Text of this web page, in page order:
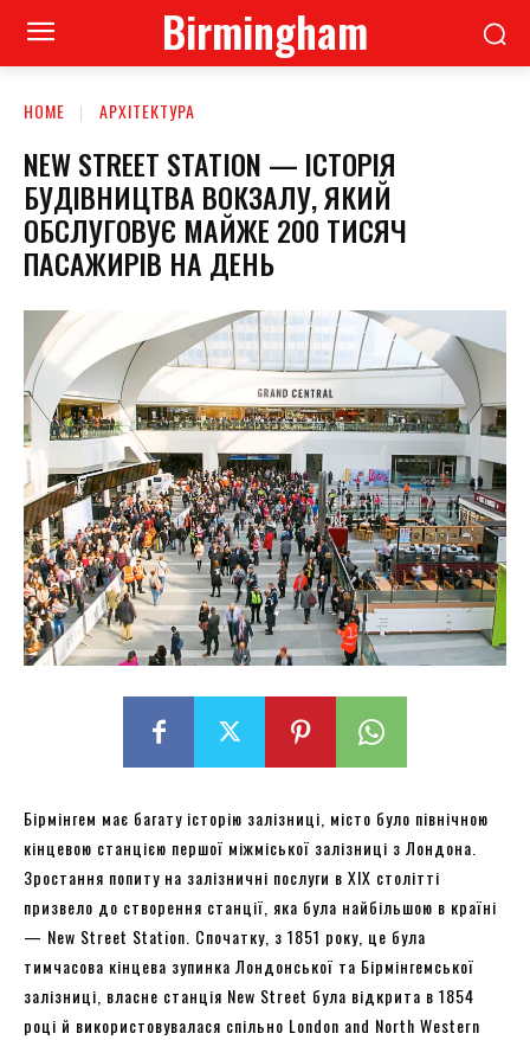
Birmingham
HOME АРХІТЕКТУРА
NEW STREET STATION — ІСТОРІЯ
БУДІВНИЦТВА ВОКЗАЛУ, ЯКИЙ
ОБСЛУГОВУЄ МАЙЖЕ 200 ТИСЯЧ
ПАСАЖИРІВ НА ДЕНЬ
Бірмінгем має багату історію залізниці, місто було північною
кінцевою станцією першої міжміської залізниці з Лондона.
Зростання попиту на залізничні послуги в ХІХ столітті
призвело до створення станції, яка була найбільшою в країні
— New Street Station. Спочатку, з 1851 року, це була
тимчасова кінцева зупинка Лондонської та Бірмінгемської
залізниці, власне станція New Street була відкрита в 1854
році й використовувалася спільно London and North Western